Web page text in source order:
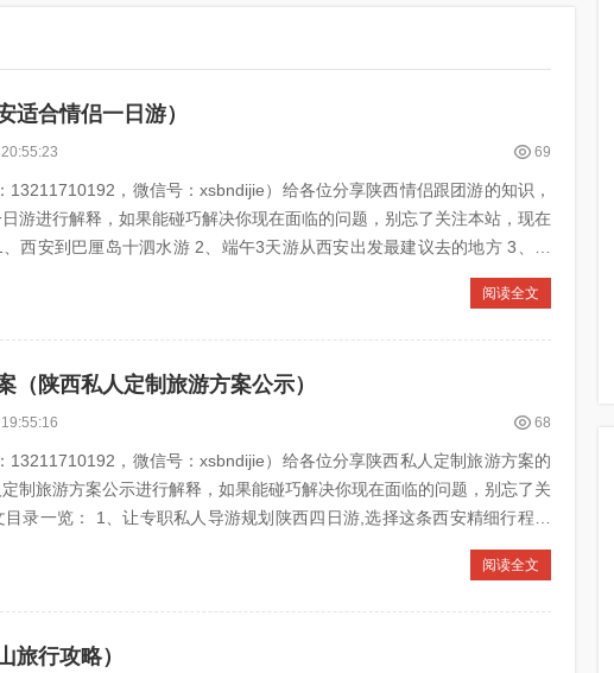
适合情侣一日游）
69
13211710192，微信号：xsbndijie）给各位分享陕西情侣跟团游的知识，
游进行解释，如果能碰巧解决你现在面临的问题，别忘了关注本站，现在
、端午3天游从西安出发最建议去的地方 3、西
阅读全文
（陕西私人定制旅游方案公示）
68
13211710192，微信号：xsbndijie）给各位分享陕西私人定制旅游方案的
制旅游方案公示进行解释，如果能碰巧解决你现在面临的问题，别忘了关
录一览： 1、让专职私人导游规划陕西四日游,选择这条西安精细行程策
阅读全文
旅行攻略）